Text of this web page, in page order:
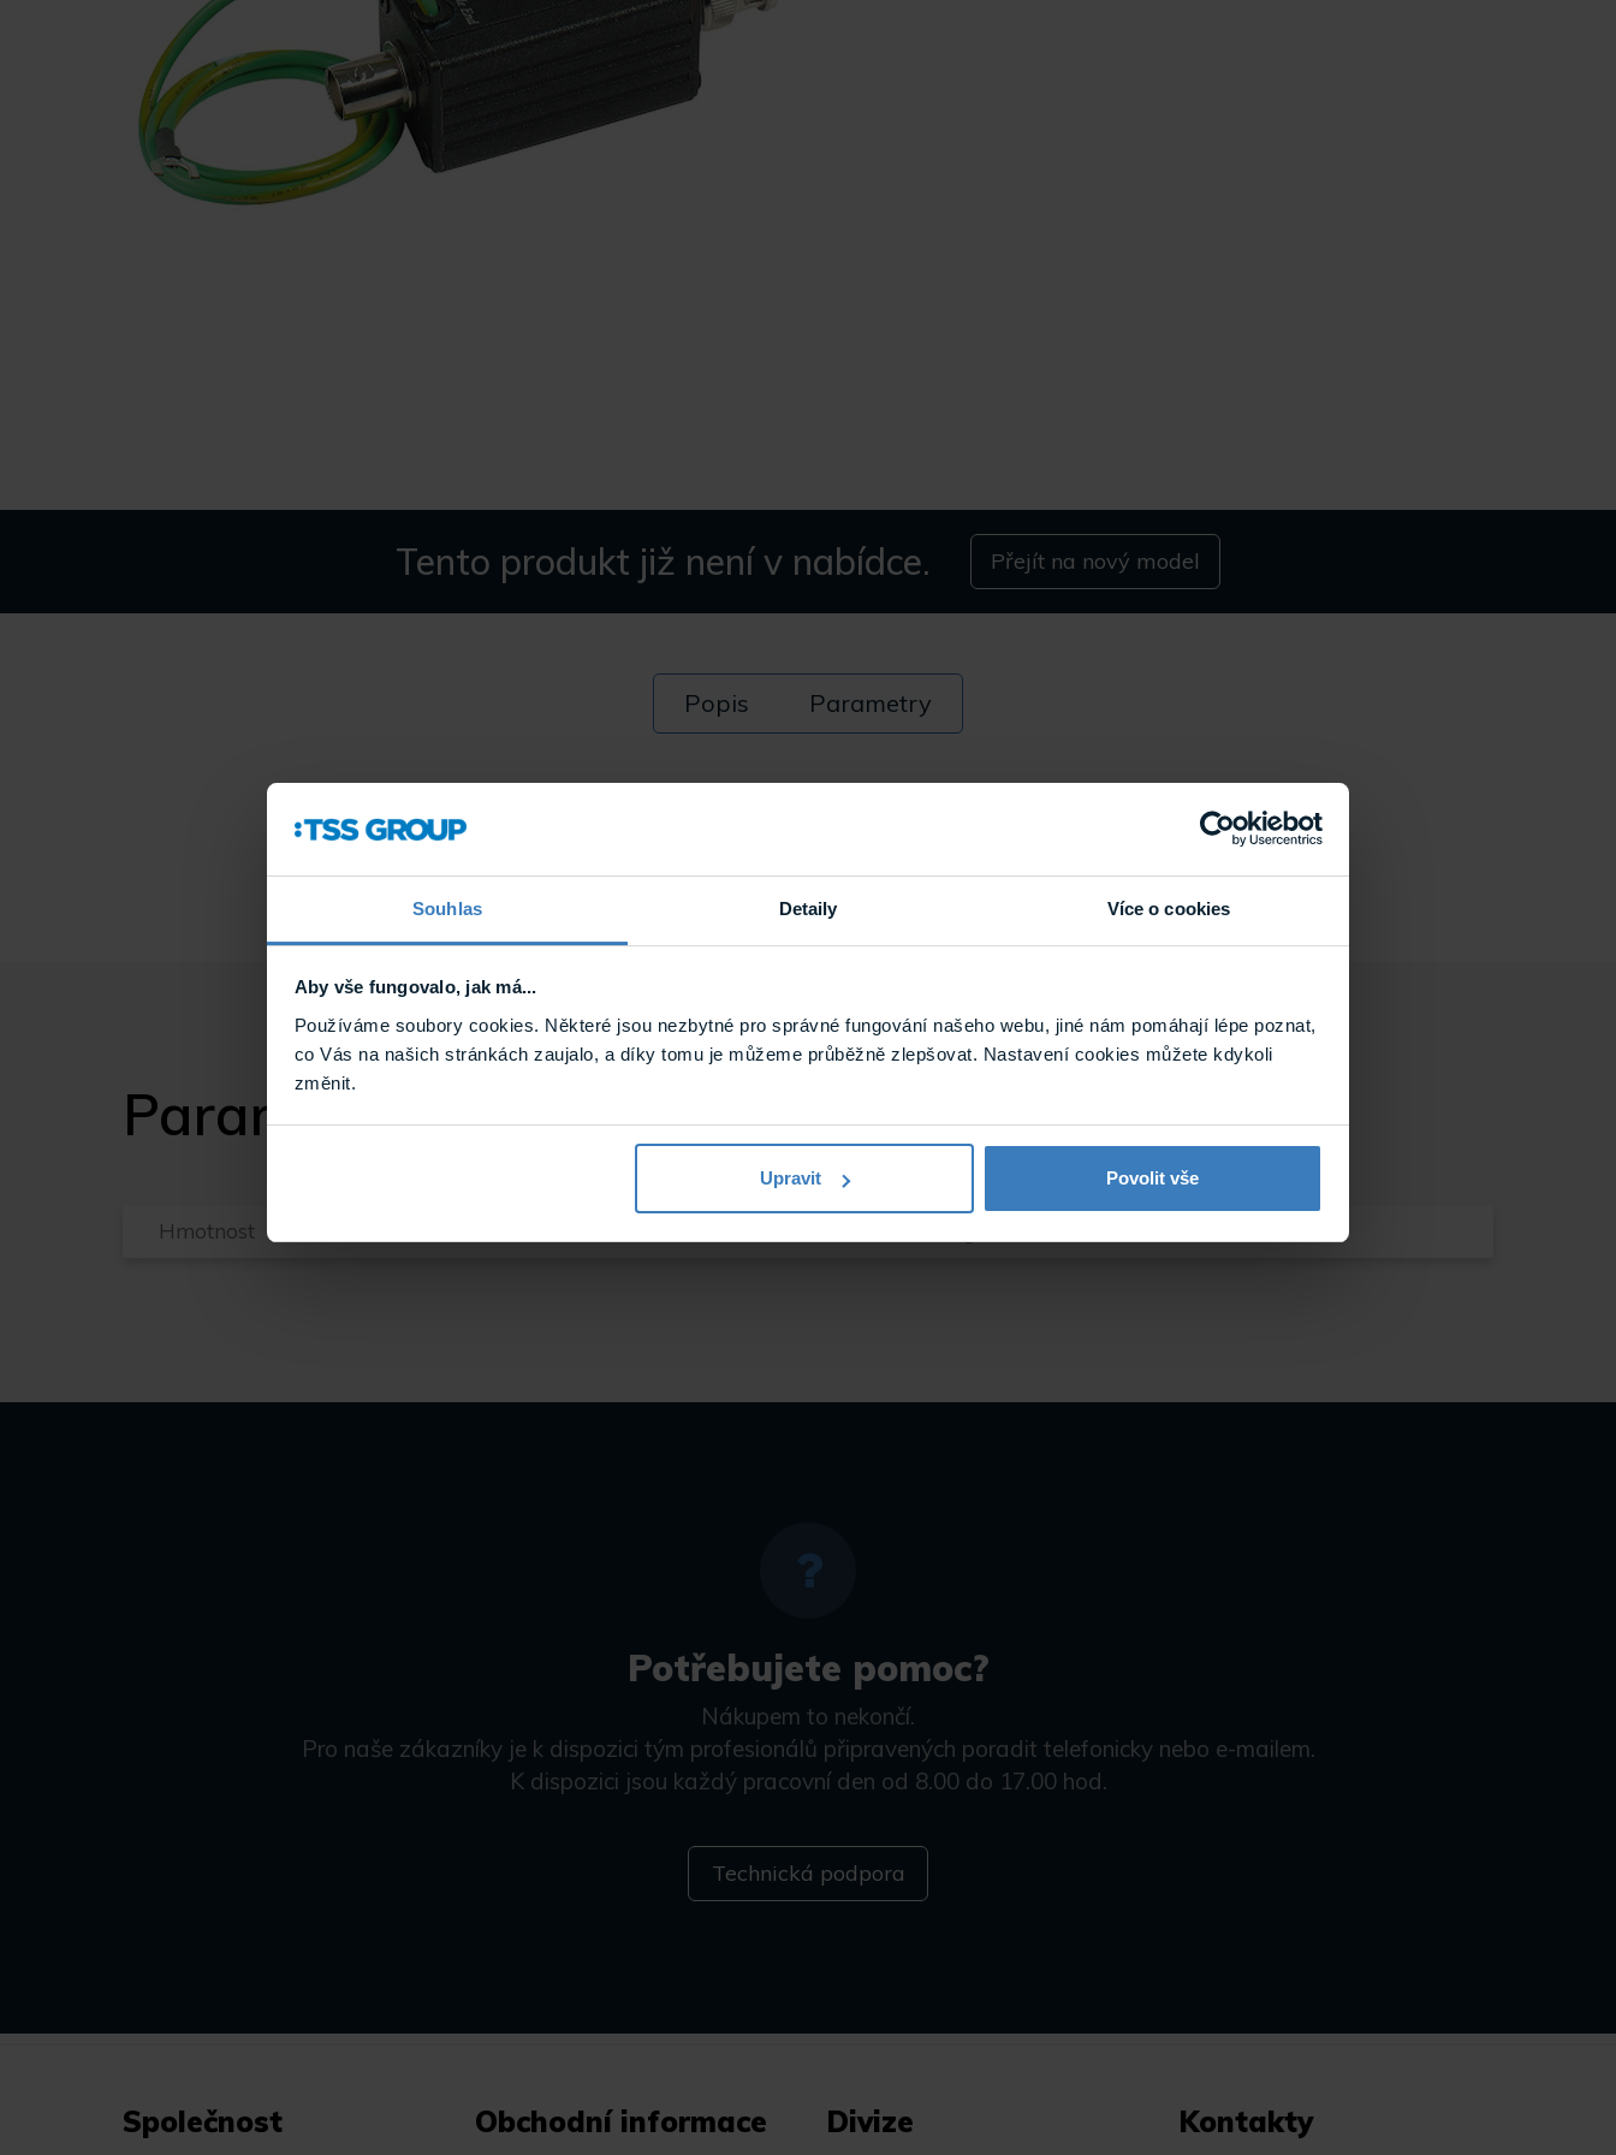
Souhlas Detaily Více o cookies
Aby vše fungovalo, jak má...
Používáme soubory cookies. Některé jsou nezbytné pro správné fungování našeho webu, jiné nám pomáhají lépe poznat,
co Vás na našich stránkách zaujalo, a díky tomu je můžeme průběžně zlepšovat. Nastavení cookies můžete kdykoli
změnit.
Upravit Povolit vše
Tento produkt již není v nabídce. Přejít na nový model
Popis Parametry
Přepěťová ochrana na koaxiální kabel - BNC Male na BNC Female
Parametry
Hmotnost
Potřebujete pomoc?
Nákupem to nekončí.
Pro naše zákazníky je k dispozici tým profesionálů připravených poradit telefonicky nebo e-mailem.
K dispozici jsou každý pracovní den od 8.00 do 17.00 hod.
Technická podpora
Společnost Obchodní informace Divize Kontakty